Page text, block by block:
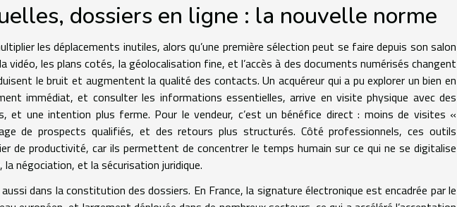
dossiers en ligne : la nouvelle norme
les déplacements inutiles, alors qu’une première sélection peut se faire depuis son salon
vidéo, les plans cotés, la géolocalisation fine, et l’accès à des documents numérisés changent
le bruit et augmentent la qualité des contacts. Un acquéreur qui a pu explorer un bien en
immédiat, et consulter les informations essentielles, arrive en visite physique avec des
et une intention plus ferme. Pour le vendeur, c’est un bénéfice direct : moins de visites «
de prospects qualifiés, et des retours plus structurés. Côté professionnels, ces outils
de productivité, car ils permettent de concentrer le temps humain sur ce qui ne se digitalise
la négociation, et la sécurisation juridique.
dans la constitution des dossiers. En France, la signature électronique est encadrée par le